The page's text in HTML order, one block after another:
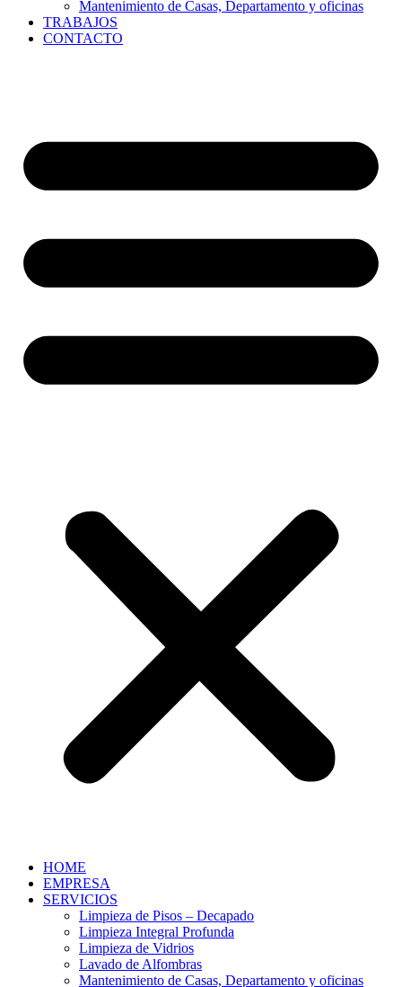
Mantenimiento de Casas, Departamento y oficinas
TRABAJOS
CONTACTO
HOME
EMPRESA
SERVICIOS
Limpieza de Pisos – Decapado
Limpieza Integral Profunda
Limpieza de Vidrios
Lavado de Alfombras
Mantenimiento de Casas, Departamento y oficinas